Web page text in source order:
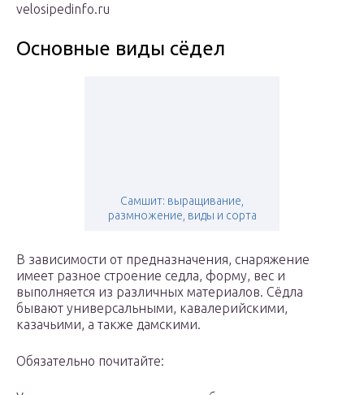
velosipedinfo.ru
Основные виды сёдел
Самшит: выращивание,
размножение, виды и сорта
В зависимости от предназначения, снаряжение
имеет разное строение седла, форму, вес и
выполняется из различных материалов. Сёдла
бывают универсальными, кавалерийскими,
казачьими, а также дамскими.
Обязательно почитайте: